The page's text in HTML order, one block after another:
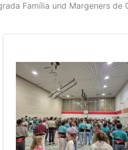
Família und Margeners de